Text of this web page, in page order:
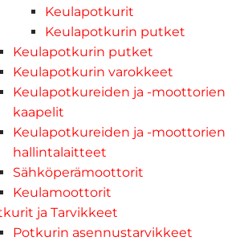
Keulapotkurit
Keulapotkurin putket
Keulapotkurin putket
Keulapotkurin varokkeet
Keulapotkureiden ja -moottorien
kaapelit
Keulapotkureiden ja -moottorien
hallintalaitteet
Sähköperämoottorit
Keulamoottorit
ja Tarvikkeet
Potkurin asennustarvikkeet